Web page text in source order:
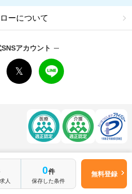
人
0件
保存した条件
無料登録
ーについて
アカウント
│マイナビ薬剤師│マイナビ保育士
針 サイトマップ│お問い合わせ